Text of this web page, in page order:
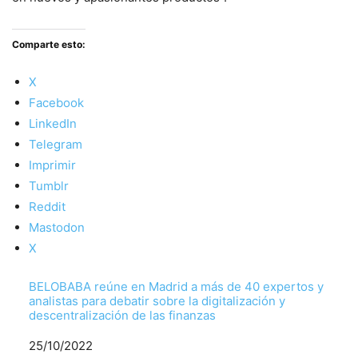
Comparte esto:
X
Facebook
LinkedIn
Telegram
Imprimir
Tumblr
Reddit
Mastodon
X
BELOBABA reúne en Madrid a más de 40 expertos y
analistas para debatir sobre la digitalización y
descentralización de las finanzas
Fecha
25/10/2022